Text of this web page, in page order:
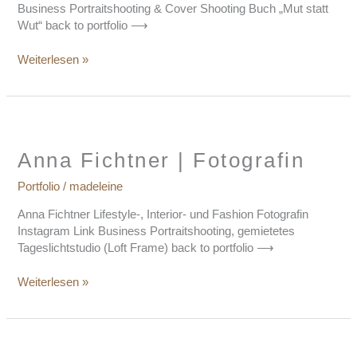
Business Portraitshooting & Cover Shooting Buch „Mut statt
Wut“ back to portfolio ⟶
Weiterlesen »
Anna Fichtner | Fotografin
Portfolio / madeleine
Anna Fichtner Lifestyle-, Interior- und Fashion Fotografin
Instagram Link Business Portraitshooting, gemietetes
Tageslichtstudio (Loft Frame) back to portfolio ⟶
Fotografin
Weiterlesen »